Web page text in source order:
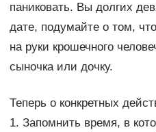
паниковать. Вы долгих
дате, подумайте о том,
на руки крошечного
сыночка или дочку.
Теперь о конкретных
1. Запомнить время, в